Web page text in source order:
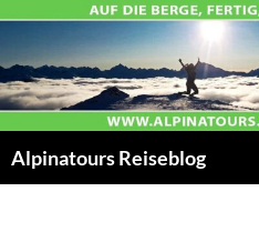
springen
Alpinatours Reiseblog